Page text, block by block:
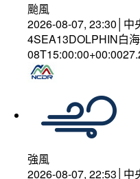
颱風
2026-08-07, 23:30│中
4SEA13DOLPHIN白
強風
2026-08-07, 22:53│中